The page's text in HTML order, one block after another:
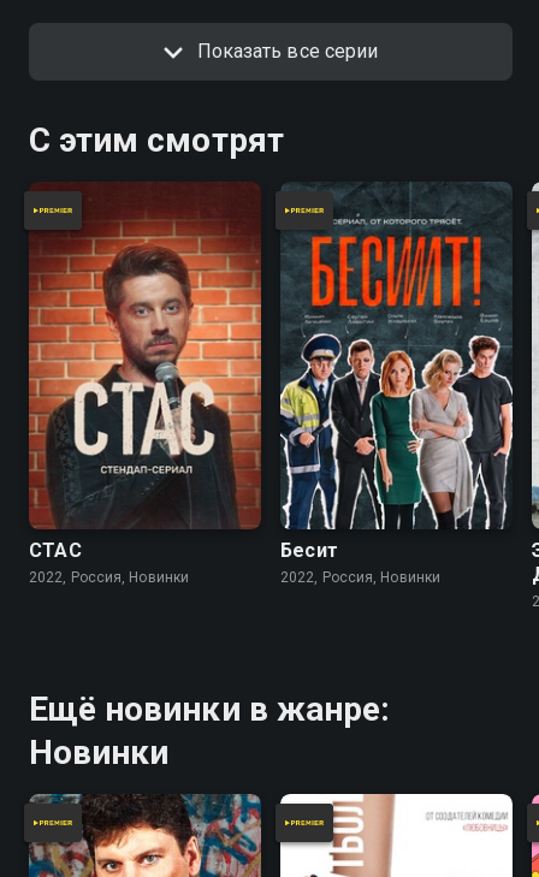
Показать все серии
С этим смотрят
СТАС
2022, Россия, Новинки
Бесит
2022, Россия, Новинки
Ещё новинки в жанре:
Новинки